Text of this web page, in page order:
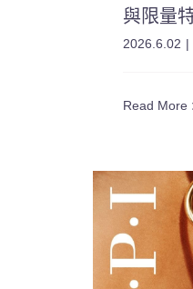
與限量
2026.6.02 |
Read More